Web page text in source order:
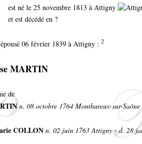
est né le 25 novembre 1813 à Attigny
et est décédé en ?
06 février 1839 à Attigny : 2
MARTIN
de
n. 08 octobre 1764 Monthureux-sur-
COLLON n. 02 juin 1763 Attigny - d. 28